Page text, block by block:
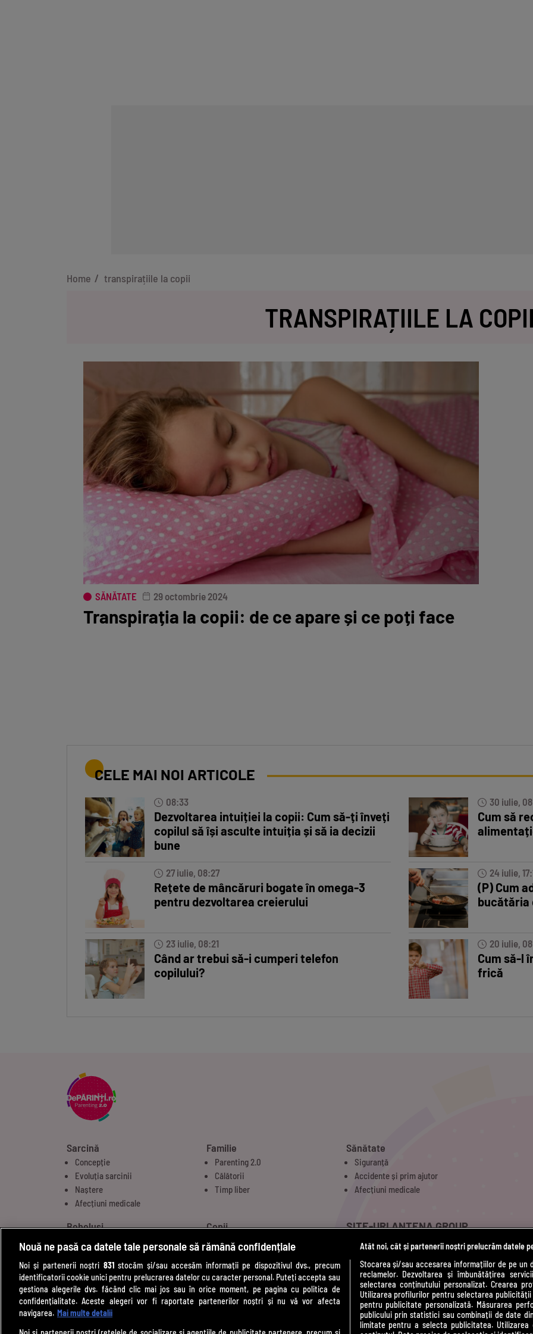
Home transpirațiile la copii
TRANSPIRAȚIILE LA
SĂNĂTATE 29 octombrie 2024
Transpirația la copii: de ce apare și ce poți face
CELE MAI NOI ARTICOLE
08:33
Dezvoltarea intuiției la copii: Cum să-ți înveți
copilul să își asculte intuiția și să ia decizii
bune
30 iulie,
Cum să
27 iulie, 08:27
Rețete de mâncăruri bogate în omega-3
pentru dezvoltarea creierului
24 iulie,
(P) Cum
bucătăria
23 iulie, 08:21
Când ar trebui să-i cumperi telefon
copilului?
20 iulie,
Cum să-l
frică
Sarcină
Concepție
Evoluția sarcinii
Naștere
Afecțiuni medicale
Familie
Parenting 2.0
Călătorii
Timp liber
Sănătate
Siguranță
Accidente și prim ajutor
Afecțiuni medicale
Bebeluși
Etape de dezvoltare
Alăptare
Îngrijire
Diversificare
Somn bebeluși
Copii
Alimentație
Comportament
Educație
Noutăți
SITE-URI ANTENA GROUP
a1.ro
antenastars.ro
as.ro
catine.ro
chefi.ro
medicool.ro
observatornews.ro
Nouă ne pasă ca datele tale personale să rămână confidențiale
Noi și partenerii noștri 831stocăm și/sau accesăm informații pe dispozitivul dvs., precum
identificatorii cookie unici pentru prelucrarea datelor cu caracter personal. Puteți accepta sau
gestiona alegerile dvs. făcând clic mai jos sau în orice moment, pe pagina cu politica de
confidențialitate. Aceste alegeri vor fi raportate partenerilor noștri și nu vă vor afecta
navigarea. Mai multe detalii
Atât noi, cât și partenerii noștri prelucrăm datele
Stocarea și/sau accesarea informațiilor de pe un
reclamelor. Dezvoltarea și îmbunătățirea
selectarea conținutului personalizat. Crearea
Utilizarea profilurilor pentru selectarea
pentru publicitate personalizată. Măsurarea
publicului prin statistici sau combinații de date
limitate pentru a selecta publicitatea.